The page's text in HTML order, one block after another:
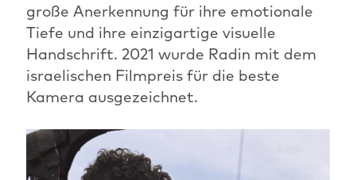
große Anerkennung für ihre emotionale
Tiefe und ihre einzigartige visuelle
Handschrift. 2021 wurde Radin mit dem
israelischen Filmpreis für die beste
Kamera ausgezeichnet.